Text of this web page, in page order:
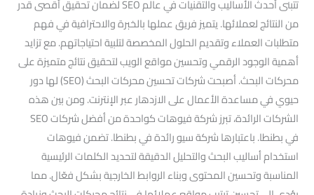
تتبنى أحدث الأساليب والتقنيات في عالم SEO لضمان تحقيق أقصى قدر
من النتائج لعملائها. يتميز فريق عملها بالخبرة والاحترافية في فهم
متطلبات العملاء وتقديم الحلول المخصصة لتلبية احتياجاتهم. مع تزايد
أهمية الوجود الرقمي وتحسين مواقع الويب لتحقيق نتائج متميزة على
محركات البحث. أصبحت شركات تحسين محركات البحث (SEO) لها دور
حيوي في مساعدة الأعمال على الازدهار عبر الإنترنت. ومن بين هذه
الشركات الرائدة، تبرز شركة فيوهات كواحدة من أفضل شركات SEO
في بطنطا. باعتبارها شركة سيو رائدة في بطنطا. تضمن فيوهات
استخدام أساليب البحث والتحليل الدقيقة لتحديد الكلمات الرئيسية
المناسبة وتحسين المحتوى وبناء الروابط الخارجية بشكل فعّال. مما